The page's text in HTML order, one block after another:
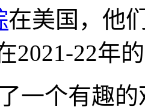
在美国，他
2021-22年
一个有趣